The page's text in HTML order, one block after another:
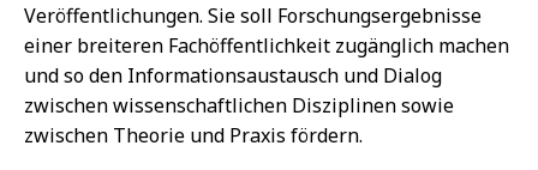
Veröffentlichungen. Sie soll Forschungsergebnisse
einer breiteren Fachöffentlichkeit zugänglich machen
und so den Informationsaustausch und Dialog
zwischen wissenschaftlichen Disziplinen sowie
zwischen Theorie und Praxis fördern.